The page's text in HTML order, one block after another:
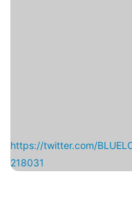
https://twitter.com/
218031